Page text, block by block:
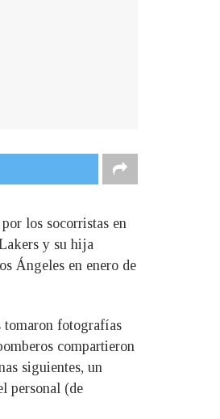
los socorristas en
y su hija
Ángeles en enero de
tomaron fotografías
compartieron
siguientes, un
personal (de